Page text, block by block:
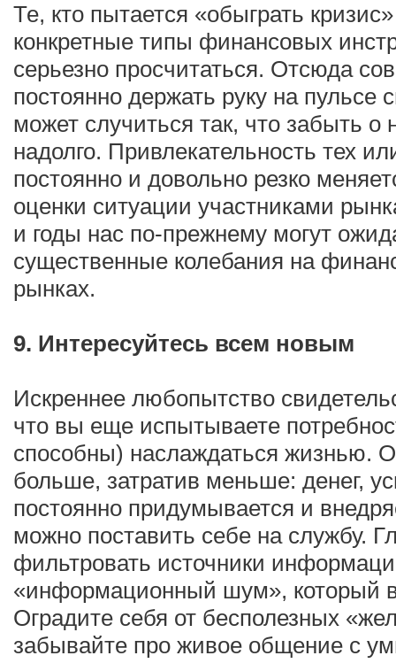
Те, кто пытается «обыграть
конкретные типы финансовых
серьезно просчитаться. Отсюда
постоянно держать руку на пульсе
может случиться так, что забыть о
надолго. Привлекательность тех
постоянно и довольно резко
оценки ситуации участниками
и годы нас по-прежнему могут
существенные колебания на
рынках.
9. Интересуйтесь всем новым
Искреннее любопытство
что вы еще испытываете
способны) наслаждаться жизнью.
больше, затратив меньше: денег,
постоянно придумывается и
можно поставить себе на службу.
фильтровать источники
«информационный шум», который
Оградите себя от бесполезных
забывайте про живое общение с